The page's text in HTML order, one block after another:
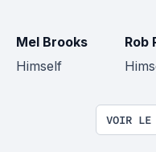
Mel Brooks
Himself
Rob
VOIR LE